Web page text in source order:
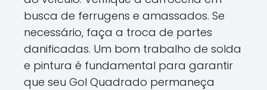
busca de ferrugens e amassados. Se
necessário, faça a troca de partes
danificadas. Um bom trabalho de solda
e pintura é fundamental para garantir
que seu Gol Quadrado permaneça